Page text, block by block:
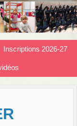
Inscriptions 2026-27